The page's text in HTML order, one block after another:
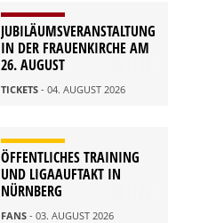
JUBILÄUMSVERANSTALTUNG
IN DER FRAUENKIRCHE AM
26. AUGUST
TICKETS - 04. AUGUST 2026
ÖFFENTLICHES TRAINING
UND LIGAAUFTAKT IN
NÜRNBERG
FANS - 03. AUGUST 2026